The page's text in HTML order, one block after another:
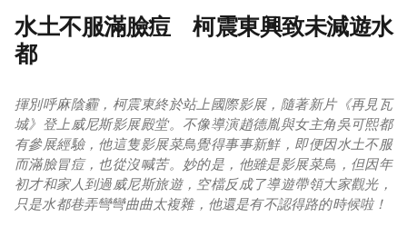
水土不服滿臉痘 柯震東興致未減遊水
都
揮別呼麻陰霾，柯震東終於站上國際影展，隨著新片《再見瓦
城》登上威尼斯影展殿堂。不像導演趙德胤與女主角吳可熙都
有參展經驗，他這隻影展菜鳥覺得事事新鮮，即便因水土不服
而滿臉冒痘，也從沒喊苦。妙的是，他雖是影展菜鳥，但因年
初才和家人到過威尼斯旅遊，空檔反成了導遊帶領大家觀光，
只是水都巷弄彎彎曲曲太複雜，他還是有不認得路的時候啦！